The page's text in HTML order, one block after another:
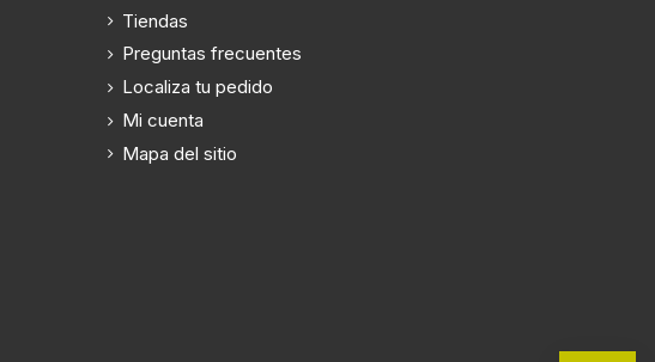
Tiendas
Preguntas frecuentes
Localiza tu pedido
Mi cuenta
Mapa del sitio